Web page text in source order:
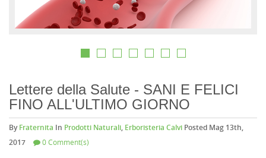
Lettere della Salute - SANI E FELICI
FINO ALL'ULTIMO GIORNO
ByFraternita In Prodotti Naturali, Erboristeria Calvi Posted Mag 13th,
2017
0 Comment(s)